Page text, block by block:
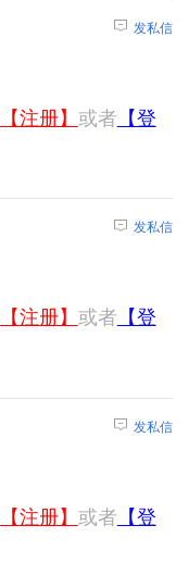
发私信
【注册】 或者 【登
发私信
【注册】 或者 【登
发私信
【注册】 或者 【登